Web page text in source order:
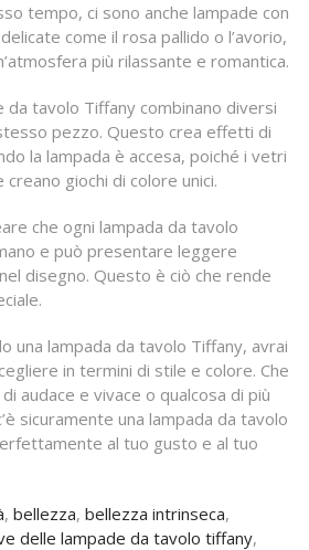
tempo, ci sono anche lampade con
come il rosa pallido o l’avorio,
più rilassante e romantica.
tavolo Tiffany combinano diversi
pezzo. Questo crea effetti di
la lampada è accesa, poiché i vetri
giochi di colore unici.
che ogni lampada da tavolo
e può presentare leggere
disegno. Questo è ciò che rende
una lampada da tavolo Tiffany, avrai
in termini di stile e colore. Che
audace e vivace o qualcosa di più
sicuramente una lampada da tavolo
al tuo gusto e al tuo
, bellezza, bellezza intrinseca,
delle lampade da tavolo tiffany,